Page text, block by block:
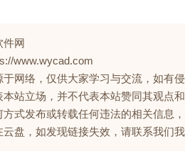
件网
www.wycad.com
网络，仅供大家学习与交流，如有
站立场，并不代表本站赞同其观点和
式发布或转载任何违法的相关信息
盘，如发现链接失效，请联系我们